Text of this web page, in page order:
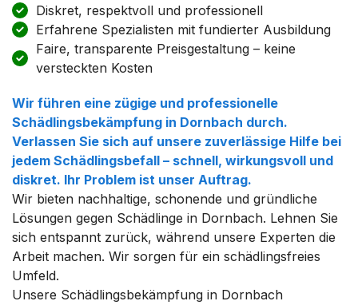
Diskret, respektvoll und professionell
Erfahrene Spezialisten mit fundierter Ausbildung
Faire, transparente Preisgestaltung – keine
versteckten Kosten
Wir führen eine zügige und professionelle
Schädlingsbekämpfung in Dornbach durch.
Verlassen Sie sich auf unsere zuverlässige Hilfe bei
jedem Schädlingsbefall – schnell, wirkungsvoll und
diskret. Ihr Problem ist unser Auftrag.
Wir bieten nachhaltige, schonende und gründliche
Lösungen gegen Schädlinge in Dornbach. Lehnen Sie
sich entspannt zurück, während unsere Experten die
Arbeit machen. Wir sorgen für ein schädlingsfreies
Umfeld.
Unsere Schädlingsbekämpfung in Dornbach